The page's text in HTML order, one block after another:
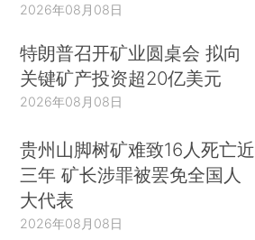
2026年08月08日
特朗普召开矿业圆桌会 拟向
关键矿产投资超20亿美元
2026年08月08日
贵州山脚树矿难致16人死亡近
三年 矿长涉罪被罢免全国人
大代表
2026年08月08日